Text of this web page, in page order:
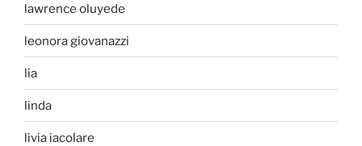
lawrence oluyede
leonora giovanazzi
lia
linda
livia iacolare